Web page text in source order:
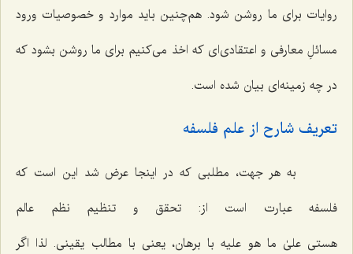
روایات برای ما روشن شود. هم‌چنین باید موارد و خصوصیات ورود
مسائلِ معارفی و اعتقادی‌ای که اخذ می‌کنیم برای ما روشن بشود که
در چه زمینه‌ای بیان شده است.
تعریف شارح از علم فلسفه
به هر جهت، مطلبی که در اینجا عرض شد این است که
فلسفه عبارت است از: تحقق و تنظیم نظم عالم
هستیعلیٰ ما هو علیهبا برهان، یعنی با مطالب یقینی. لذا اگر